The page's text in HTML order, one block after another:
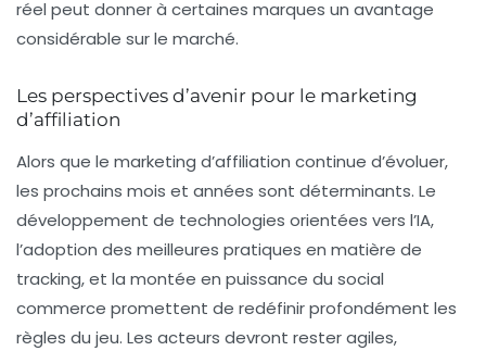
réel peut donner à certaines marques un avantage
considérable sur le marché.
Les perspectives d’avenir pour le marketing
d’affiliation
Alors que le marketing d’affiliation continue d’évoluer,
les prochains mois et années sont déterminants. Le
développement de technologies orientées vers l’IA,
l’adoption des meilleures pratiques en matière de
tracking, et la montée en puissance du social
commerce promettent de redéfinir profondément les
règles du jeu. Les acteurs devront rester agiles,